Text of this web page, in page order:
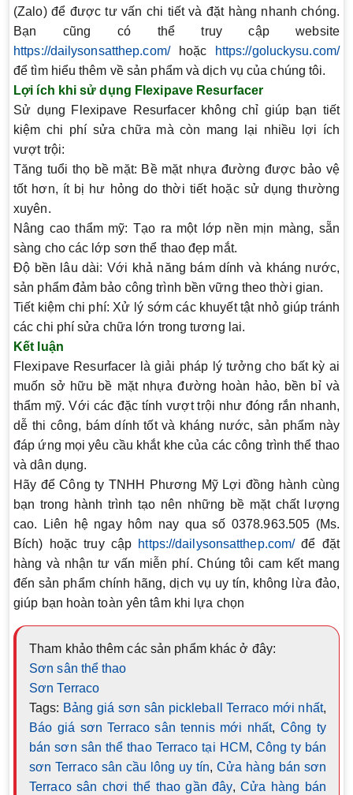
(Zalo)để được tư vấn chi tiết và đặt hàng nhanh chóng.
Bạn cũng có thể truy cập website
https://dailysonsatthep.com/hoặc
https://goluckysu.com/
để tìm hiểu thêm về sản phẩm và dịch vụ của chúng tôi.
Lợi ích khi sử dụng Flexipave Resurfacer
Sử dụng Flexipave Resurfacer không chỉ giúp bạn tiết
kiệm chi phí sửa chữa mà còn mang lại nhiều lợi ích
vượt trội:
Tăng tuổi thọ bề mặt: Bề mặt nhựa đường được bảo vệ
tốt hơn, ít bị hư hỏng do thời tiết hoặc sử dụng thường
xuyên.
Nâng cao thẩm mỹ: Tạo ra một lớp nền mịn màng, sẵn
sàng cho các lớp sơn thể thao đẹp mắt.
Độ bền lâu dài: Với khả năng bám dính và kháng nước,
sản phẩm đảm bảo công trình bền vững theo thời gian.
Tiết kiệm chi phí: Xử lý sớm các khuyết tật nhỏ giúp tránh
các chi phí sửa chữa lớn trong tương lai.
Kết luận
Flexipave Resurfacer là giải pháp lý tưởng cho bất kỳ ai
muốn sở hữu bề mặt nhựa đường hoàn hảo, bền bỉ và
thẩm mỹ. Với các đặc tính vượt trội như đóng rắn nhanh,
dễ thi công, bám dính tốt và kháng nước, sản phẩm này
đáp ứng mọi yêu cầu khắt khe của các công trình thể thao
và dân dụng.
Hãy để Công ty TNHH Phương Mỹ Lợi đồng hành cùng
bạn trong hành trình tạo nên những bề mặt chất lượng
cao. Liên hệ ngay hôm nay qua số 0378.963.505 (Ms.
Bích) hoặc truy cập https://dailysonsatthep.com/để đặt
hàng và nhận tư vấn miễn phí. Chúng tôi cam kết mang
đến sản phẩm chính hãng, dịch vụ uy tín, không lừa đảo,
giúp bạn hoàn toàn yên tâm khi lựa chọn
Tham khảo thêm các sản phẩm khác ở đây:
Sơn sân thể thao
Sơn Terraco
Tags: Bảng giá sơn sân pickleball Terraco mới nhất,
Báo giá sơn Terraco sân tennis mới nhất, Công ty
bán sơn sân thể thao Terraco tại HCM,Công ty bán
sơn Terraco sân cầu lông uy tín,Cửa hàng bán sơn
Terraco sân chơi thể thao gần đây,Cửa hàng bán